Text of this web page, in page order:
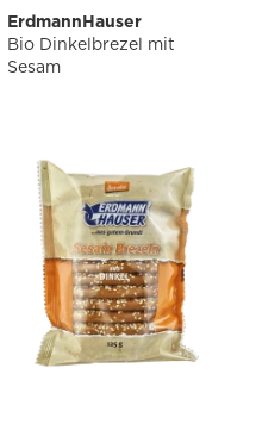
ErdmannHauser
Bio Dinkelbrezel mit
Sesam